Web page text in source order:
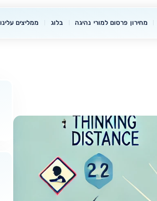
מחירון פרסום למורי נהיגה בלוג ממליצים עלינו